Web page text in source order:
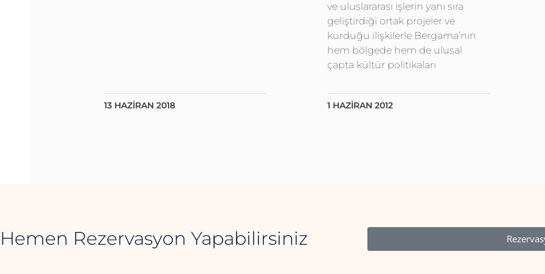
13 HAZIRAN 2018
ve uluslararası işlerin yanı sıra
geliştirdiği ortak projeler ve
kurduğu ilişkilerle Bergama’nın
hem bölgede hem de ulusal
çapta kültür politikaları
1 HAZIRAN 2012
Hemen Rezervasyon Yapabilirsiniz